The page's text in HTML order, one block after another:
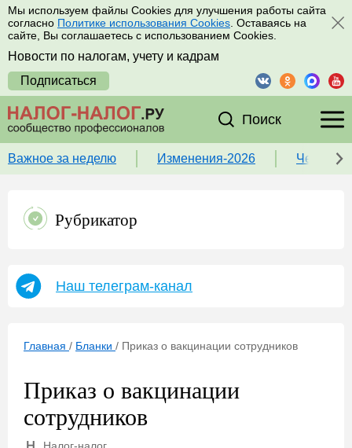
Мы используем файлы Cookies для улучшения работы сайта
согласно Политике использования Cookies . Оставаясь на
сайте, Вы соглашаетесь с использованием Cookies.
Новости по налогам, учету и кадрам
Подписаться
Поиск
Важное за неделю Изменения-2026 Чек-
Рубрикатор
Наш телеграм-канал
Главная / Бланки / Приказ о вакцинации сотрудников
Приказ о вакцинации
сотрудников